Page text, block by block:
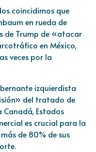
coincidimos que
en rueda de
de Trump de «atacar
en México,
veces por la
izquierdista
del tratado de
Canadá, Estados
es crucial para la
de 80% de sus